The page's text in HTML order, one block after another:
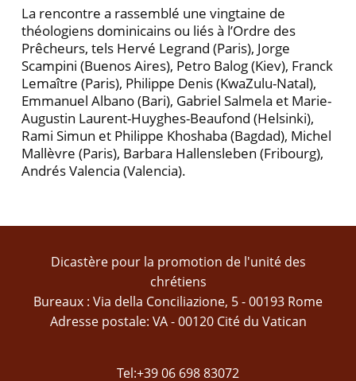
La rencontre a rassemblé une vingtaine de
théologiens dominicains ou liés à l’Ordre des
Prêcheurs, tels Hervé Legrand (Paris), Jorge
Scampini (Buenos Aires), Petro Balog (Kiev), Franck
Lemaître (Paris), Philippe Denis (KwaZulu-Natal),
Emmanuel Albano (Bari), Gabriel Salmela et Marie-
Augustin Laurent-Huyghes-Beaufond (Helsinki),
Rami Simun et Philippe Khoshaba (Bagdad), Michel
Mallèvre (Paris), Barbara Hallensleben (Fribourg),
Andrés Valencia (Valencia).
Dicastère pour la promotion de l'unité des
chrétiens
Bureaux : Via della Conciliazione, 5 - 00193 Rome
Adresse postale: VA - 00120 Cité du Vatican
Tel:+39 06 698 83072